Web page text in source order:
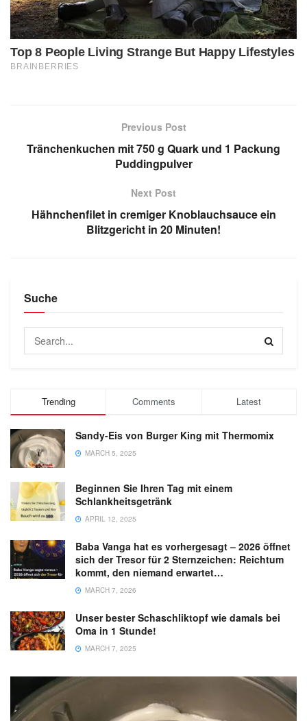
Previous Post
Tränchenkuchen mit 750 g Quark und 1 Packung
Puddingpulver
Next Post
Hähnchenfilet in cremiger Knoblauchsauce ein
Blitzgericht in 20 Minuten!
Suche
Trending Comments Latest
Sandy-Eis von Burger King mit Thermomix
MARCH 5, 2025
Beginnen Sie Ihren Tag mit einem
Schlankheitsgetränk
APRIL 12, 2025
Baba Vanga hat es vorhergesagt – 2026 öffnet
sich der Tresor für 2 Sternzeichen: Reichtum
kommt, den niemand erwartet…
MARCH 7, 2026
Unser bester Schaschliktopf wie damals bei
Oma in 1 Stunde!
MARCH 7, 2025